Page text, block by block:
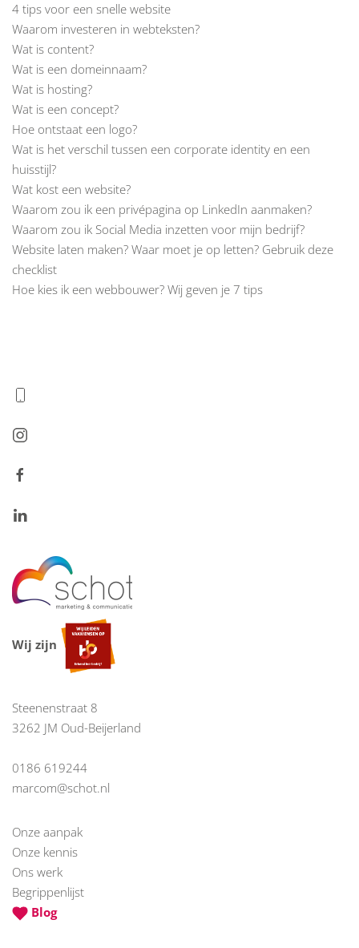
4 tips voor een snelle website
Waarom investeren in webteksten?
Wat is content?
Wat is een domeinnaam?
Wat is hosting?
Wat is een concept?
Hoe ontstaat een logo?
Wat is het verschil tussen een corporate identity en een
huisstijl?
Wat kost een website?
Waarom zou ik een privépagina op LinkedIn aanmaken?
Waarom zou ik Social Media inzetten voor mijn bedrijf?
Website laten maken? Waar moet je op letten? Gebruik deze
checklist
Hoe kies ik een webbouwer? Wij geven je 7 tips
Wij zijn
Steenenstraat 8
3262 JM Oud-Beijerland
0186 619244
marcom@schot.nl
Onze aanpak
Onze kennis
Ons werk
Begrippenlijst
Blog